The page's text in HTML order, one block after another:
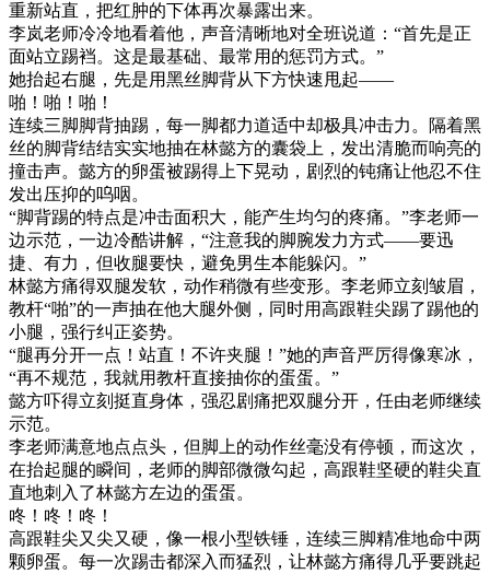
重新站直，把红肿的下体再次暴露出来。
李岚老师冷冷地看着他，声音清晰地对全班说道：“首先是正
面站立踢裆。这是最基础、最常用的惩罚方式。”
她抬起右腿，先是用黑丝脚背从下方快速甩起——
啪！啪！啪！
连续三脚脚背抽踢，每一脚都力道适中却极具冲击力。隔着黑
丝的脚背结结实实地抽在林懿方的囊袋上，发出清脆而响亮的
撞击声。懿方的卵蛋被踢得上下晃动，剧烈的钝痛让他忍不住
发出压抑的呜咽。
“脚背踢的特点是冲击面积大，能产生均匀的疼痛。”李老师一
边示范，一边冷酷讲解，“注意我的脚腕发力方式——要迅
捷、有力，但收腿要快，避免男生本能躲闪。”
林懿方痛得双腿发软，动作稍微有些变形。李老师立刻皱眉，
教杆“啪”的一声抽在他大腿外侧，同时用高跟鞋尖踢了踢他的
小腿，强行纠正姿势。
“腿再分开一点！站直！不许夹腿！”她的声音严厉得像寒冰，
“再不规范，我就用教杆直接抽你的蛋蛋。”
懿方吓得立刻挺直身体，强忍剧痛把双腿分开，任由老师继续
示范。
李老师满意地点点头，但脚上的动作丝毫没有停顿，而这次，
在抬起腿的瞬间，老师的脚部微微勾起，高跟鞋坚硬的鞋尖直
直地刺入了林懿方左边的蛋蛋。
咚！咚！咚！
高跟鞋尖又尖又硬，像一根小型铁锤，连续三脚精准地命中两
颗卵蛋。每一次踢击都深入而猛烈，让林懿方痛得几乎要跳起